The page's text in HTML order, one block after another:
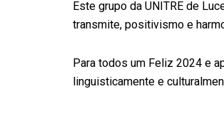
Este grupo da UNITRE de
transmite, positivismo e
Para todos um Feliz 2024 e
linguisticamente e